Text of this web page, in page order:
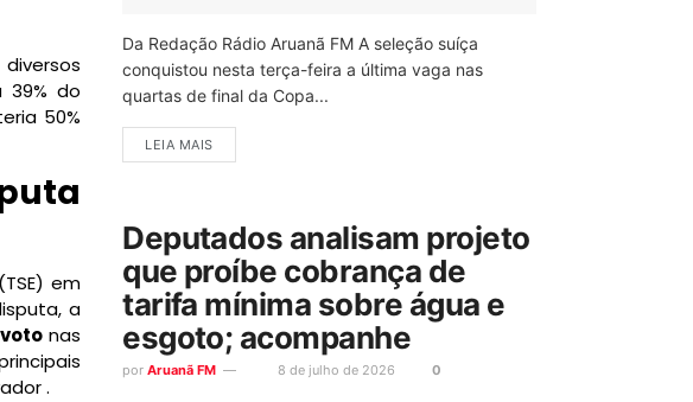
do
50%
em
a
nas
.
Da Redação Rádio Aruanã FM A seleção suíça
conquistou nesta terça-feira a última vaga nas
quartas de final da Copa...
LEIA MAIS
Deputados analisam projeto
que proíbe cobrança de
tarifa mínima sobre água e
esgoto; acompanhe
por Aruanã FM 8 de julho de 2026 0